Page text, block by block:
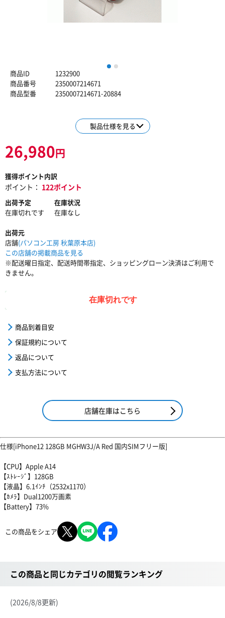
1
商品ID
1232900
商品番号
2350007214671
商品型番
2350007214671-20884
製品仕様を見る
26,980円
獲得ポイント内訳
ポイント： 122ポイント
出荷予定
在庫切れです
在庫状況
在庫なし
出荷元
店舗(パソコン工房 秋葉原本店)
この店舗の掲載商品を見る
※配送曜日指定、配送時間帯指定、ショッピングローン決済はご利用で
きません。
在庫切れです
商品到着目安
保証規約について
返品について
支払方法について
店舗在庫はこちら
仕様[iPhone12 128GB MGHW3J/A Red 国内SIMフリー版]
【CPU】Apple A14
【ｽﾄﾚｰｼﾞ】128GB
【液晶】6.1ｲﾝﾁ（2532x1170）
【ｶﾒﾗ】Dual1200万画素
【Battery】73%
この商品をシェア
この商品と同じカテゴリの閲覧ランキング
(2026/8/8更新)